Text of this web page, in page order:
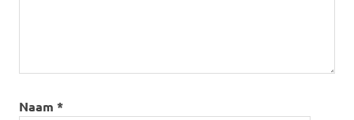
Naam *